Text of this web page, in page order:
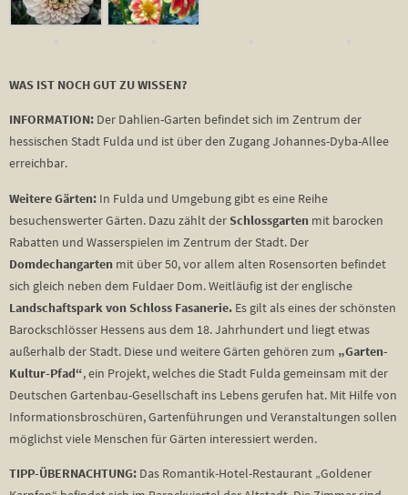
WAS IST NOCH GUT ZU WISSEN?
INFORMATION: Der Dahlien-Garten befindet sich im Zentrum der
hessischen Stadt Fulda und ist über den Zugang Johannes-Dyba-Allee
erreichbar.
Weitere Gärten: In Fulda und Umgebung gibt es eine Reihe
besuchenswerter Gärten. Dazu zählt der Schlossgarten mit barocken
Rabatten und Wasserspielen im Zentrum der Stadt. Der
Domdechangarten mit über 50, vor allem alten Rosensorten befindet
sich gleich neben dem Fuldaer Dom. Weitläufig ist der englische
Landschaftspark von Schloss Fasanerie. Es gilt als eines der schönsten
Barockschlösser Hessens aus dem 18. Jahrhundert und liegt etwas
außerhalb der Stadt. Diese und weitere Gärten gehören zum „Garten-
Kultur-Pfad“, ein Projekt, welches die Stadt Fulda gemeinsam mit der
Deutschen Gartenbau-Gesellschaft ins Lebens gerufen hat. Mit Hilfe von
Informationsbroschüren, Gartenführungen und Veranstaltungen sollen
möglichst viele Menschen für Gärten interessiert werden.
TIPP-ÜBERNACHTUNG: Das Romantik-Hotel-Restaurant „Goldener